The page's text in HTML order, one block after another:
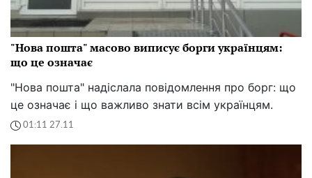
"Нова пошта" масово виписує борги українцям:
що це означає
"Нова пошта" надіслала повідомлення про борг: що
це означає і що важливо знати всім українцям.
01:11 27.11